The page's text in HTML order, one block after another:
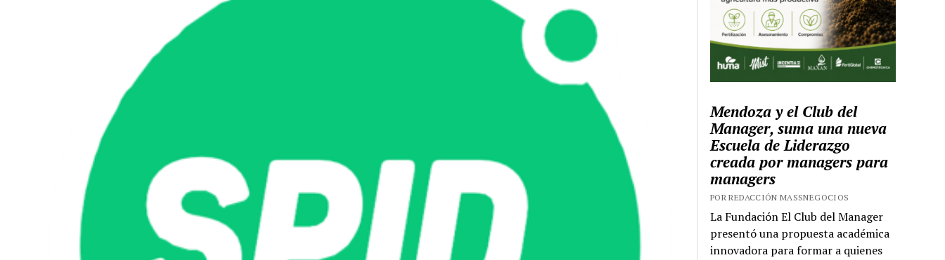
Mendoza y el Club del
Manager, suma una nueva
Escuela de Liderazgo
creada por managers para
managers
POR REDACCIÓN MASSNEGOCIOS
La Fundación El Club del Manager
presentó una propuesta académica
innovadora para formar a quienes